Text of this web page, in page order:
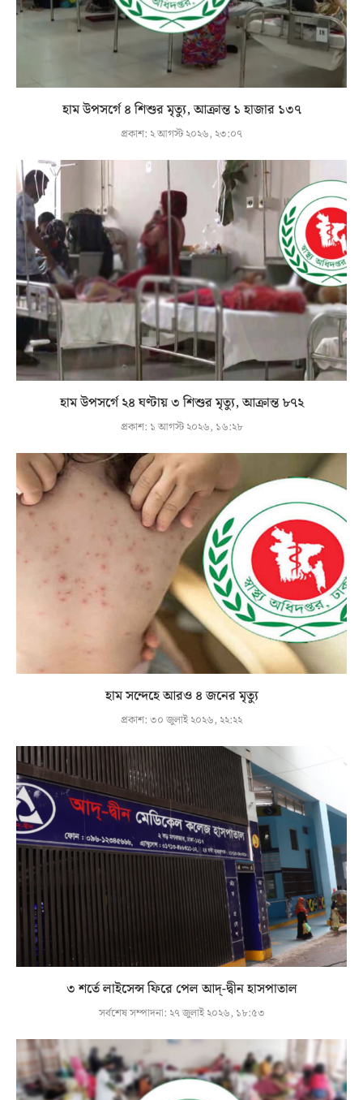
হাম উপসর্গে ৪ শিশুর মৃত্যু, আক্রান্ত ১ হাজার ১৩৭
প্রকাশ: ২ আগস্ট ২০২৬, ২৩:০৭
হাম উপসর্গে ২৪ ঘণ্টায় ৩ শিশুর মৃত্যু, আক্রান্ত ৮৭২
প্রকাশ: ১ আগস্ট ২০২৬, ১৬:২৮
হাম সন্দেহে আরও ৪ জনের মৃত্যু
প্রকাশ:৩০ জুলাই ২০২৬, ২২:২২
৩ শর্তে লাইসেন্স ফিরে পেল আদ্-দ্বীন হাসপাতাল
সর্বশেষ সম্পাদনা: ২৭ জুলাই ২০২৬, ১৮:৫৩